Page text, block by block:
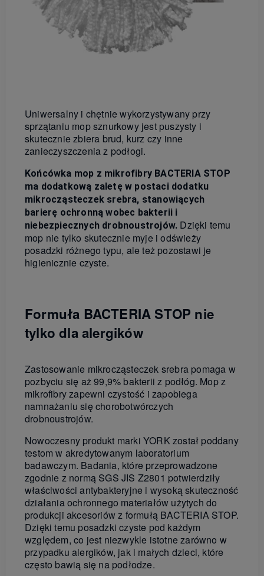
Uniwersalny i chętnie wykorzystywany przy
sprzątaniu mop sznurkowy jest puszysty i
skutecznie zbiera brud, kurz czy inne
zanieczyszczenia z podłogi.
Końcówka mop z mikrofibry BACTERIA STOP
ma dodatkową zaletę w postaci dodatku
mikrocząsteczek srebra, stanowiących
barierę ochronną wobec bakterii i
niebezpiecznych drobnoustrojów. Dzięki temu
mop nie tylko skutecznie myje i odświeży
posadzki różnego typu, ale też pozostawi je
higienicznie czyste.
Formuła BACTERIA STOP nie
tylko dla alergików
Zastosowanie mikrocząsteczek srebra pomaga w
pozbyciu się aż 99,9% bakterii z podłóg. Mop z
mikrofibry zapewni czystość i zapobiega
namnażaniu się chorobotwórczych
drobnoustrojów.
Nowoczesny produkt marki YORK został poddany
testom w akredytowanym laboratorium
badawczym. Badania, które przeprowadzone
zgodnie z normą SGS JIS Z2801 potwierdziły
właściwości antybakteryjne i wysoką skuteczność
działania ochronnego materiałów użytych do
produkcji akcesoriów z formułą BACTERIA STOP.
Dzięki temu posadzki czyste pod każdym
względem, co jest niezwykle istotne zarówno w
przypadku alergików, jak i małych dzieci, które
często bawią się na podłodze.